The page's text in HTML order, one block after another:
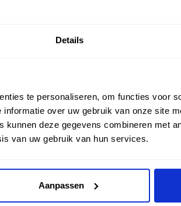
Details
te personaliseren, om functies voor
over uw gebruik van onze site
kunnen deze gegevens combineren met
van uw gebruik van hun services.
Aanpassen
ZAKELIJK